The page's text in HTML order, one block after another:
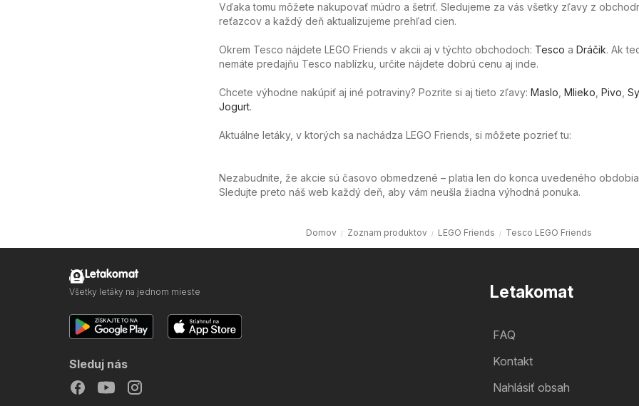
Vďaka tomu môžete nakupovať múdro a šetriť. Sledujeme za vás všetky zľavy z
reťazcov a každý deň aktualizujeme prehľad cien.
Okrem Tesco nájdete LEGO Friends v akcii aj v týchto obchodoch: Tesco a Dráčik. Ak
nemáte predajňu Tesco nablízku, určite nájdete dobrú cenu aj inde.
Chcete výhodne nakúpiť aj iné potraviny? Pozrite si aj tieto zľavy: Maslo Mlieko Pivo
Jogurt.
Aktuálne letáky, v ktorých sa nachádza LEGO Friends, si môžete pozrieť tu:
Nezabudnite, že akcie sú časovo obmedzené – platia len do konca uvedeného
Sledujte preto náš web každý deň, aby vám neušla žiadna výhodná ponuka.
Domov Zoznam produktov LEGO Friends Tesco LEGO Friends
Letakomat
FAQ
Kontakt
Nahlásiť obsah
Letakomat
Všetky letáky na jednom mieste
Sleduj nás